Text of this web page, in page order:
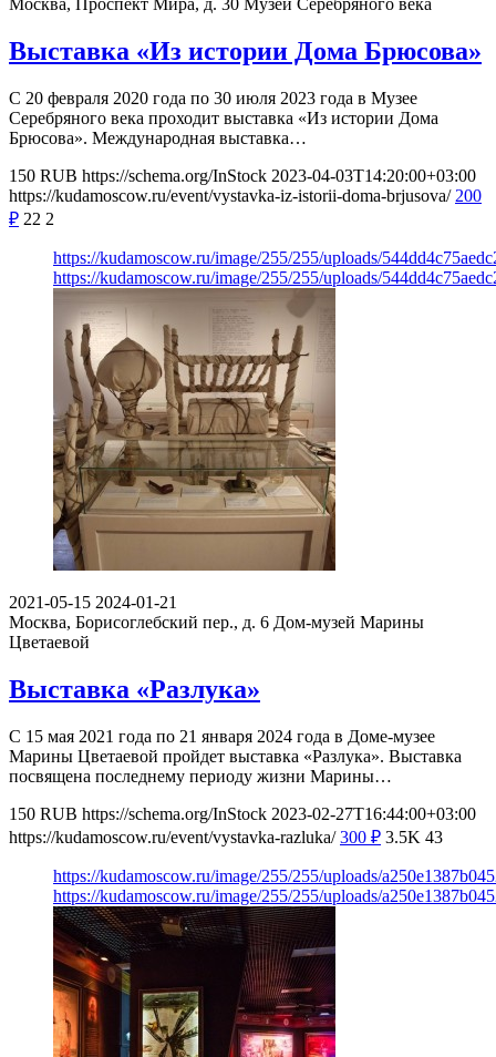
Москва, Проспект Мира, д. 30 Музей Серебряного века
Выставка «Из истории Дома Брюсова»
С 20 февраля 2020 года по 30 июля 2023 года в Музее
Серебряного века проходит выставка «Из истории Дома
Брюсова». Международная выставка…
150 RUB https://schema.org/InStock 2023-04-03T14:20:00+03:00
https://kudamoscow.ru/event/vystavka-iz-istorii-doma-brjusova/ 200
₽ 22 2
https://kudamoscow.ru/image/255/255/uploads/
https://kudamoscow.ru/image/255/255/uploads/
2021-05-15 2024-01-21
Москва, Борисоглебский пер., д. 6 Дом-музей Марины
Цветаевой
Выставка «Разлука»
С 15 мая 2021 года по 21 января 2024 года в Доме-музее
Марины Цветаевой пройдет выставка «Разлука». Выставка
посвящена последнему периоду жизни Марины…
150 RUB https://schema.org/InStock 2023-02-27T16:44:00+03:00
https://kudamoscow.ru/event/vystavka-razluka/ 300 ₽ 3.5K 43
https://kudamoscow.ru/image/255/255/uploads/
https://kudamoscow.ru/image/255/255/uploads/